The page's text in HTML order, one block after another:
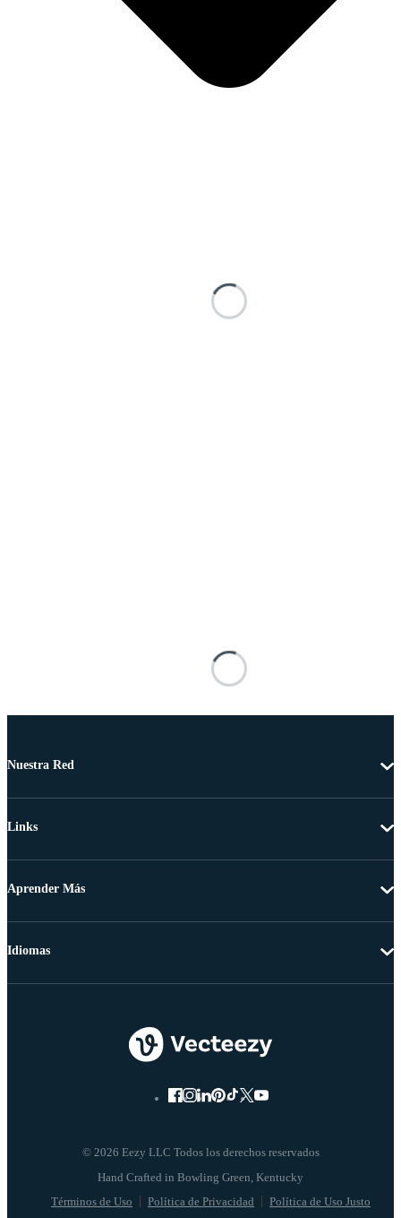
Nuestra Red
Links
Aprender Más
© 2026 Eezy LLC Todos los derechos reservados
Términos de Uso Política de Privacidad Política de Uso Justo
Idiomas